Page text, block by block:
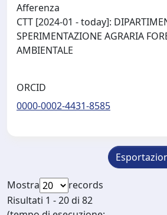
Afferenza
CTT [2024-01 - today]:
SPERIMENTAZIONE AGRARIA
AMBIENTALE
ORCID
0000-0002-4431-8585
Mostra
records
Risultati 1 - 20 di 82